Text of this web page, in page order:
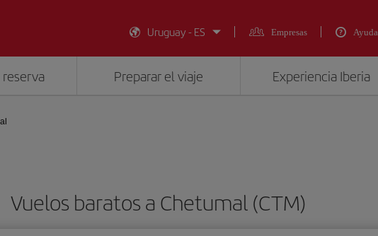
Uruguay - ES Empresas Ayuda
Preparar el viaje Experiencia Iberia
Vuelos baratos a Chetumal (CTM)